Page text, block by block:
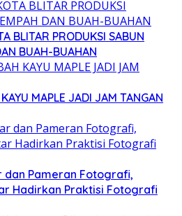
BLITAR PRODUKSI SABUN
BUAH-BUAHAN
MAPLE JADI JAM TANGAN
dan Pameran Fotografi,
Hadirkan Praktisi Fotografi